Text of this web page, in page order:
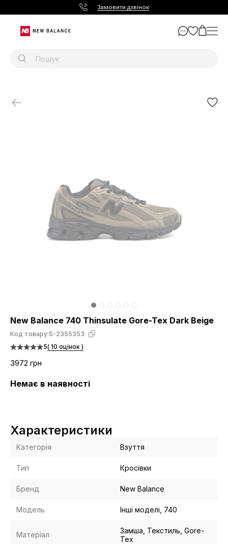
Замовити дзвінок
New Balance 740 Thinsulate Gore-Tex Dark Beige
Код товару:S-2355353
5( 10 оцінок )
3972 грн
Немає в наявності
Характеристики
Категорія Взуття
Тип Кросівки
Бренд New Balance
Модель Інші моделі, 740
Матеріал
Замша, Текстиль, Gore-
Tex